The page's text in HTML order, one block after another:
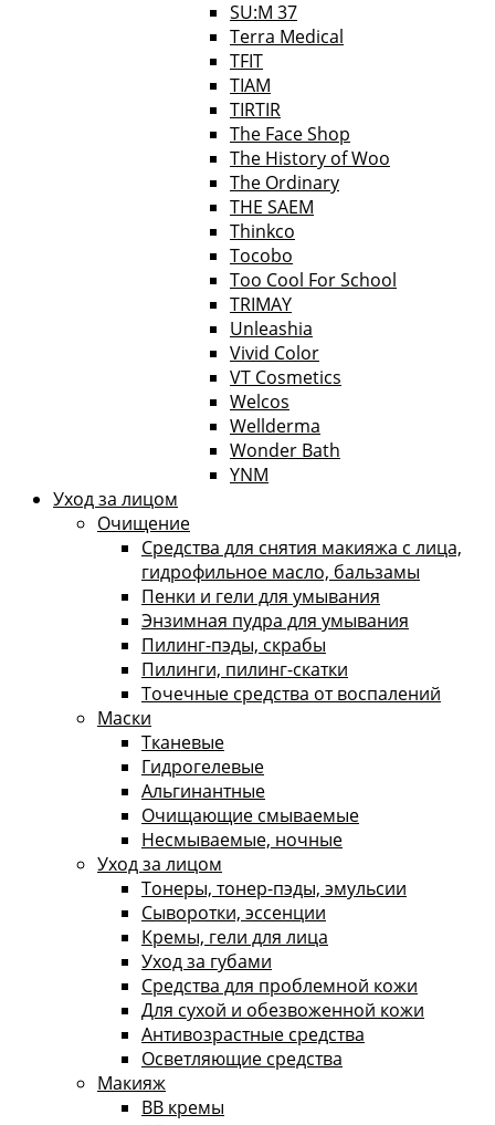
SU:M 37
Terra Medical
TFIT
TIAM
TIRTIR
The Face Shop
The History of Woo
The Ordinary
THE SAEM
Thinkco
Tocobo
Too Cool For School
TRIMAY
Unleashia
Vivid Color
VT Cosmetics
Welcos
Wellderma
Wonder Bath
YNM
Уход за лицом
Очищение
Средства для снятия макияжа с лица,
гидрофильное масло, бальзамы
Пенки и гели для умывания
Энзимная пудра для умывания
Пилинг-пэды, скрабы
Пилинги, пилинг-скатки
Точечные средства от воспалений
Маски
Тканевые
Гидрогелевые
Альгинантные
Очищающие смываемые
Несмываемые, ночные
Уход за лицом
Тонеры, тонер-пэды, эмульсии
Сыворотки, эссенции
Кремы, гели для лица
Уход за губами
Средства для проблемной кожи
Для сухой и обезвоженной кожи
Антивозрастные средства
Осветляющие средства
Макияж
ВВ кремы